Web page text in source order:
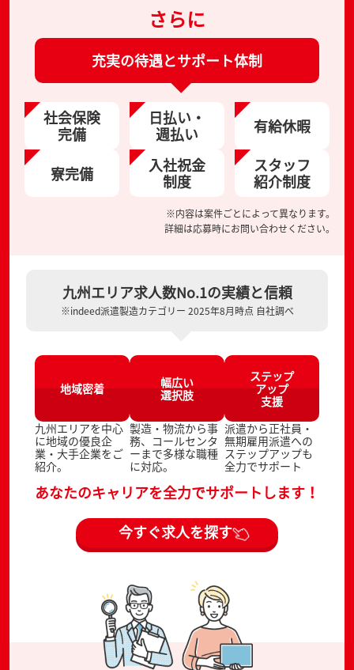
さらに
充実の待遇とサポート体制
社会保険
完備
日払い・
週払い 有給休暇
寮完備 入社祝金
制度
スタッフ
紹介制度
※内容は案件ごとによって異なります。
詳細は応募時にお問い合わせください。
九州エリア求人数No.1の実績と信頼
※indeed派遣製造カテゴリー 2025年8月時点 自社調べ
地域密着
九州エリアを中心
に地域の優良企
業・大手企業をご
紹介。
幅広い
選択肢
製造・物流から事
務、コールセンタ
ーまで多様な職種
に対応。
ステップ
アップ
支援
派遣から正社員・
無期雇用派遣への
ステップアップも
全力でサポート
あなたのキャリアを全力でサポートします！
今すぐ求人を探す